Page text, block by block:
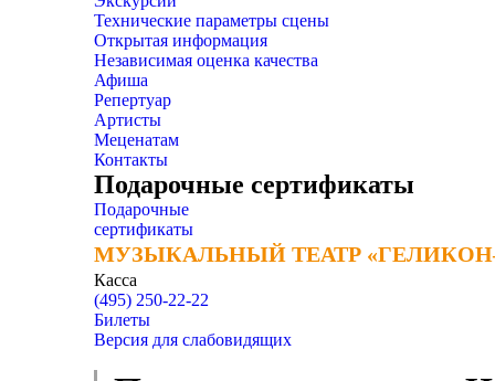
Технические параметры сцены
Открытая информация
Независимая оценка качества
Афиша
Репертуар
Артисты
Меценатам
Контакты
Подарочные сертификаты
Подарочные
сертификаты
МУЗЫКАЛЬНЫЙ ТЕАТР
МУЗЫКАЛЬНЫЙ ТЕАТР
Касса
(495) 250-22-22
Билеты
Версия для слабовидящих